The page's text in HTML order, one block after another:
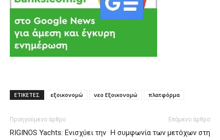
ΕΤΙΚΕΤΕΣ εξοικονομώ νεο Εξοικονομώ πλατφόρμα
Προηγούμενο άρθρο
RIGINOS Yachts: Ενισχύει την
Επόμενο άρθρο
Η συμφωνία των μετόχων στη